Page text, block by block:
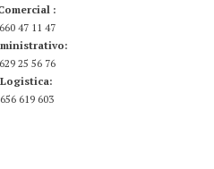
:
47 11 47
25 56 76
619 603